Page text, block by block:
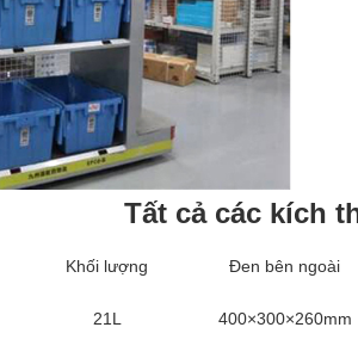
Tất cả các kích
Khối lượng Đen bên ngoài
21L 400×300×260mm